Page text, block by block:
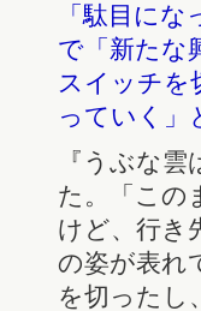
「駄目に
で「新たな
スイッチを
っていく」
『うぶな
た。「この
けど、行き
の姿が表れ
を切ったし